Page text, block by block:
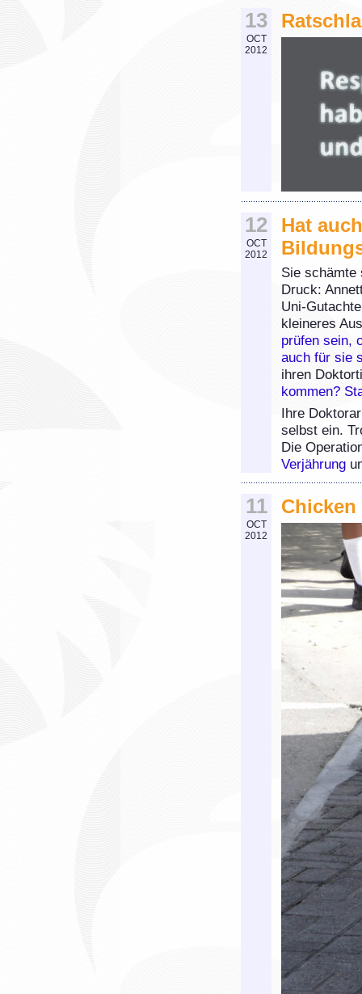
13
OCT
2012
12
OCT
2012
Hat
Sie
Druck:
Uni-
kleineres
prüfen sein,
auch für sie
ihren
kommen?
Ihre
selbst ein.
Die
Verjährung
11
OCT
2012